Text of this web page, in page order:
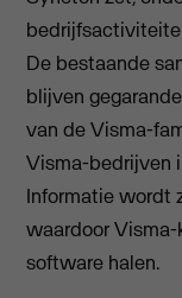
De bestaande
blijven
van de Visma-
Visma-bedrijven
Informatie wordt
waardoor
software halen.